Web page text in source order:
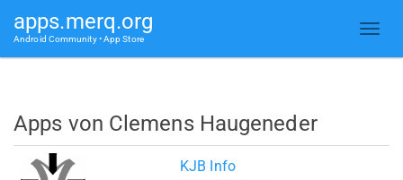
apps.merq.org
Android Community • App Store
Apps von Clemens Haugeneder
KJB Info